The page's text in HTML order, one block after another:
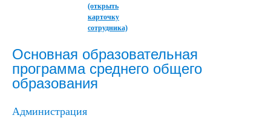
(открыть
карточку
сотрудника)
Основная образовательная
программа среднего общего
образования
Администрация